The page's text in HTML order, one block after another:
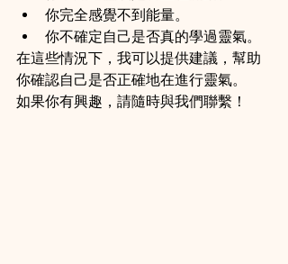
你完全感覺不到能量。
你不確定自己是否真的學過靈氣。
在這些情況下，我可以提供建議，幫助
你確認自己是否正確地在進行靈氣。
如果你有興趣，請隨時與我們聯繫！